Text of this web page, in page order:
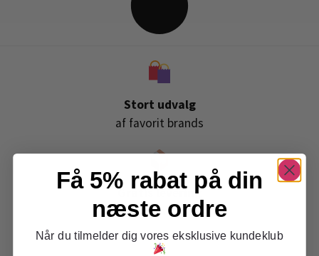
Stort udvalg
af favorit brands
Gratis levering
ved køb over 399,-
Få 5% rabat på din
næste ordre
Når du tilmelder dig vores eksklusive kundeklub